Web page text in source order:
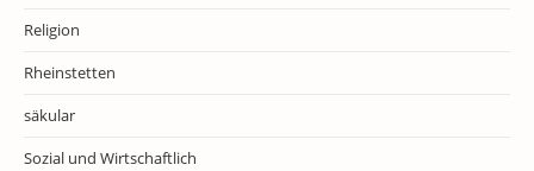
Religion
Rheinstetten
säkular
Sozial und Wirtschaftlich